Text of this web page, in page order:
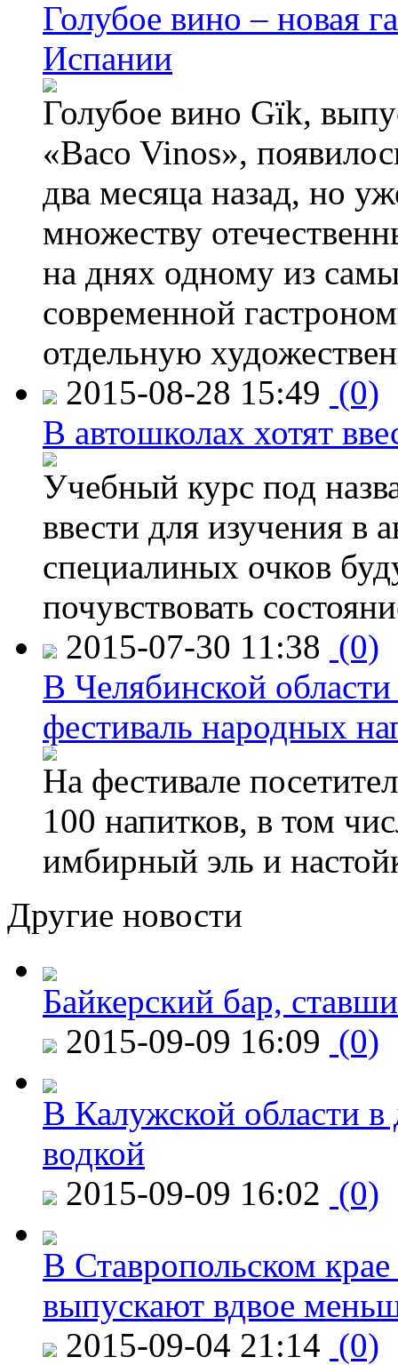
Голубое вино – новая
Испании
Голубое вино Gïk,
«Baco Vinos»,
два месяца назад, но
множеству
на днях одному из
современной
отдельную
2015-08-28 15:49 (0)
В автошколах хотят
Учебный курс под
ввести для изучения
специалиных очков
почувствовать
2015-07-30 11:38 (0)
В Челябинской
фестиваль народных
На фестивале
100 напитков, в том
имбирный эль и
Другие новости
Байкерский бар,
2015-09-09 16:09 (0)
В Калужской области в
водкой
2015-09-09 16:02 (0)
В Ставропольском
выпускают вдвое
2015-09-04 21:14 (0)